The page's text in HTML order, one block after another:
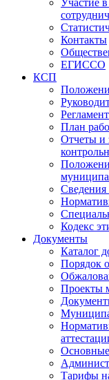
Участие
Контакты
ЕГИССО
КСП
План
Отчеты и
Сведения
Кодекс
Документы
Каталог
Порядок
Проекты
Тарифы